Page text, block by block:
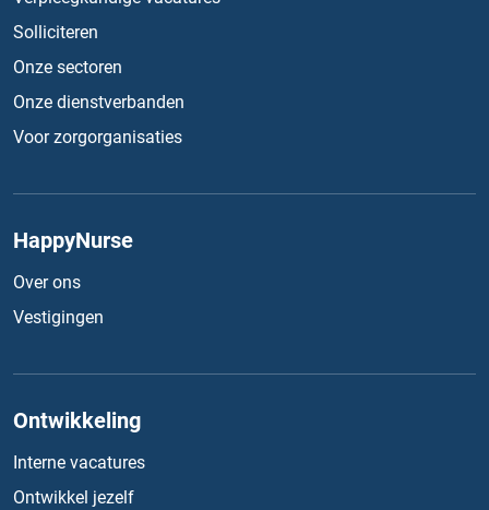
Solliciteren
Onze sectoren
Onze dienstverbanden
Voor zorgorganisaties
HappyNurse
Over ons
Vestigingen
Ontwikkeling
Interne vacatures
Ontwikkel jezelf